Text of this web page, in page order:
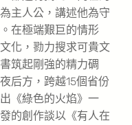
主人公，講述他為守
在極端艱巨的情形
化，勠力搜求可貴文
筑起剛強的精力碉
后方，跨越15個省份
《綠色的火焰》一
的創作談以《有人在